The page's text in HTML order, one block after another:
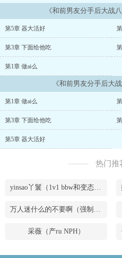
对方的一条消息：“做ai吗？”从此
《和前男友分手后大战
第5章 器大活好
第3章 下面给他吃
第1章 做ai么
《和前男友分手后大
第1章 做ai么
第3章 下面给他吃
第5章 器大活好
热门推
yinsao丫鬟（1v1 bbw和变态腹黑男）
万人迷什么的不要啊（强制NPH）
采薇（产ru NPH）